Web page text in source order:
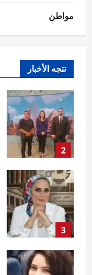
مواطن
تتجه الأخبار
2
3
4